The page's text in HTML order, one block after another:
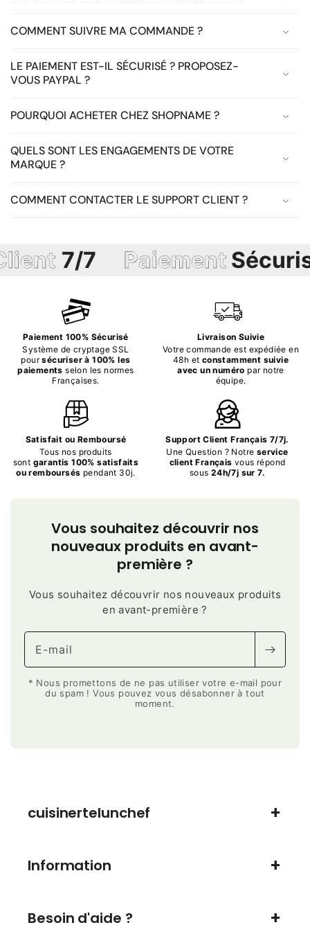
COMMENT SUIVRE MA COMMANDE ?
LE PAIEMENT EST-IL SÉCURISÉ ? PROPOSEZ-
VOUS PAYPAL ?
POURQUOI ACHETER CHEZ SHOPNAME ?
QUELS SONT LES ENGAGEMENTS DE VOTRE
MARQUE ?
COMMENT CONTACTER LE SUPPORT CLIENT ?
7/7 PaiementSécurisé
Paiement 100% Sécurisé
Système de cryptage SSL
poursécuriser à 100% les
paiements selon les normes
Françaises.
Livraison Suivie
Votre commande est expédiée en
48h et constamment suivie
avec un numéro par notre
équipe.
Satisfait ou Remboursé
Tous nos produits
sont garantis 100% satisfaits
ou remboursés pendant 30j.
Support Client Français 7/7j.
Une Question ? Notre service
client Français vous répond
sous 24h/7j sur 7.
Vous souhaitez découvrir nos
nouveaux produits en avant-
première ?
Vous souhaitez découvrir nos nouveaux produits
en avant-première ?
E-mail
* Nous promettons de ne pas utiliser votre e-mail pour
du spam ! Vous pouvez vous désabonner à tout
moment.
cuisinertelunchef
Information
Besoin d'aide ?